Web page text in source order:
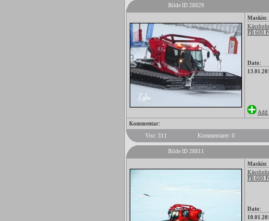
Bilde ID 28829
Maskin:
PB 600
Dato:
Add
Kommentar:
Vist: 311
Kommentarer: 0
Bilde ID 28811
Maskin:
PB 600
Dato: